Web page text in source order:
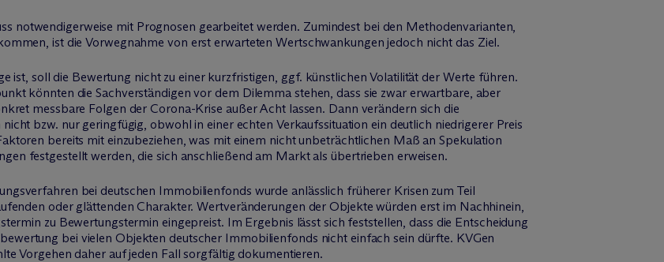
notwendigerweise mit Prognosen gearbeitet werden. Zumindest bei den Methodenvarianten,
ist die Vorwegnahme von erst erwarteten Wertschwankungen jedoch nicht das Ziel.
ist, soll die Bewertung nicht zu einer kurzfristigen, ggf. künstlichen Volatilität der Werte führen.
könnten die Sachverständigen vor dem Dilemma stehen, dass sie zwar erwartbare, aber
messbare Folgen der Corona-Krise außer Acht lassen. Dann verändern sich die
bzw. nur geringfügig, obwohl in einer echten Verkaufssituation ein deutlich niedrigerer Preis
bereits mit einzubeziehen, was mit einem nicht unbeträchtlichen Maß an Spekulation
festgestellt werden, die sich anschließend am Markt als übertrieben erweisen.
bei deutschen Immobilienfonds wurde anlässlich früherer Krisen zum Teil
oder glättenden Charakter. Wertveränderungen der Objekte würden erst im Nachhinein,
zu Bewertungstermin eingepreist. Im Ergebnis lässt sich feststellen, dass die Entscheidung
bei vielen Objekten deutscher Immobilienfonds nicht einfach sein dürfte. KVGen
Vorgehen daher auf jeden Fall sorgfältig dokumentieren.